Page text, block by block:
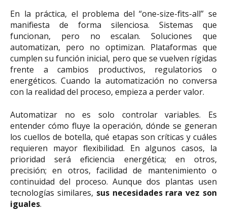
En la práctica, el problema del “one-size-fits-all” se
manifiesta de forma silenciosa. Sistemas que
funcionan, pero no escalan. Soluciones que
automatizan, pero no optimizan. Plataformas que
cumplen su función inicial, pero que se vuelven rígidas
frente a cambios productivos, regulatorios o
energéticos. Cuando la automatización no conversa
con la realidad del proceso, empieza a perder valor.
Automatizar no es solo controlar variables. Es
entender cómo fluye la operación, dónde se generan
los cuellos de botella, qué etapas son críticas y cuáles
requieren mayor flexibilidad. En algunos casos, la
prioridad será eficiencia energética; en otros,
precisión; en otros, facilidad de mantenimiento o
continuidad del proceso. Aunque dos plantas usen
tecnologías similares, sus necesidades rara vez son
iguales.